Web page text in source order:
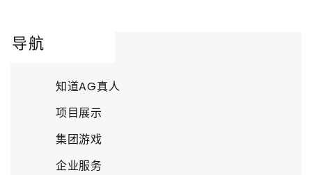
导航
知道AG真人
项目展示
集团游戏
企业服务